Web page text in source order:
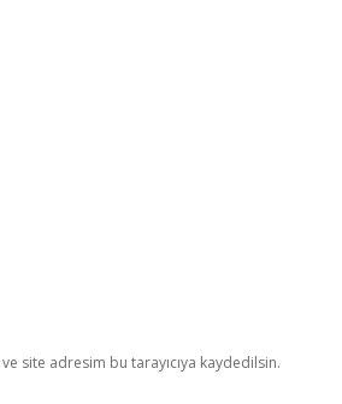
site adresim bu tarayıcıya kaydedilsin.